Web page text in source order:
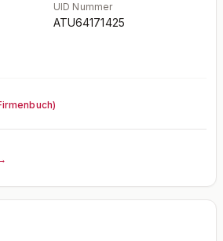
UID Nummer
ATU64171425